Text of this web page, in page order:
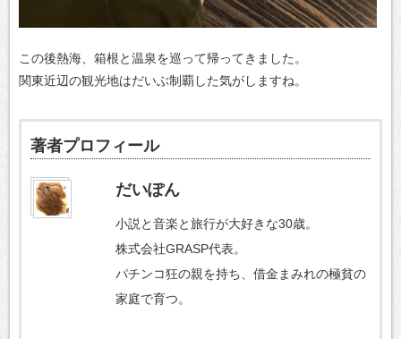
この後熱海、箱根と温泉を巡って帰ってきました。
関東近辺の観光地はだいぶ制覇した気がしますね。
著者プロフィール
だいぽん
小説と音楽と旅行が大好きな30歳。
株式会社GRASP代表。
パチンコ狂の親を持ち、借金まみれの極貧の
家庭で育つ。